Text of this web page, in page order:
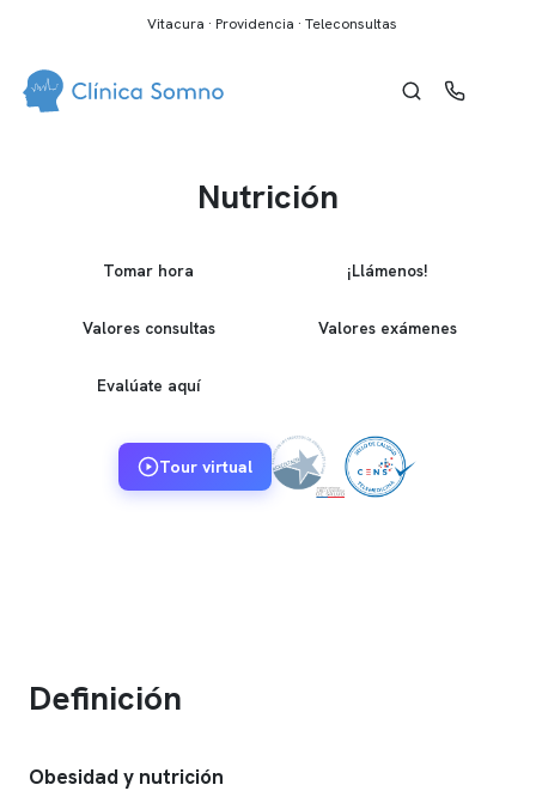
Vitacura · Providencia · Teleconsultas
Nutrición
Tomar hora ¡Llámenos!
Valores consultas Valores exámenes
Evalúate aquí
Tour virtual
Definición
Obesidad y nutrición